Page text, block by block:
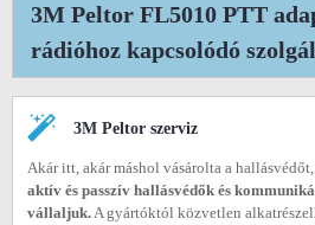
3M Peltor FL5010 PTT
rádióhoz kapcsolódó
3M Peltor szerviz
Akár itt, akár máshol vásárolta a hallásvédőt,
aktív és passzív hallásvédők és
vállaljuk.A gyártóktól közvetlen